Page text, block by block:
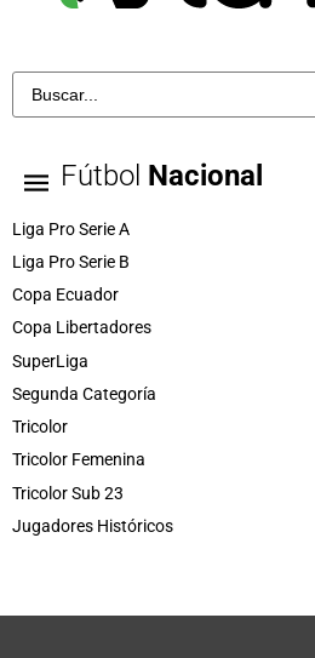
Fútbol Nacional
Liga Pro Serie A
Liga Pro Serie B
Copa Ecuador
Copa Libertadores
SuperLiga
Segunda Categoría
Tricolor
Tricolor Femenina
Tricolor Sub 23
Jugadores Históricos